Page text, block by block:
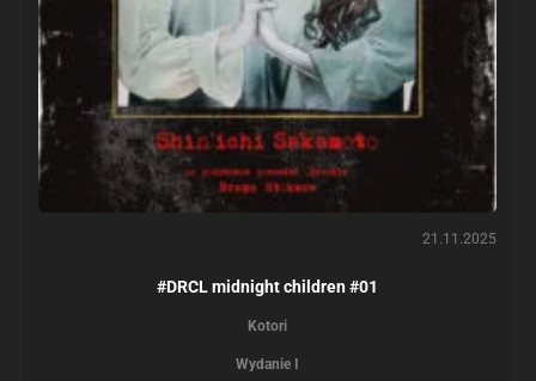
21.11.2025
#DRCL midnight children #01
Kotori
Wydanie I